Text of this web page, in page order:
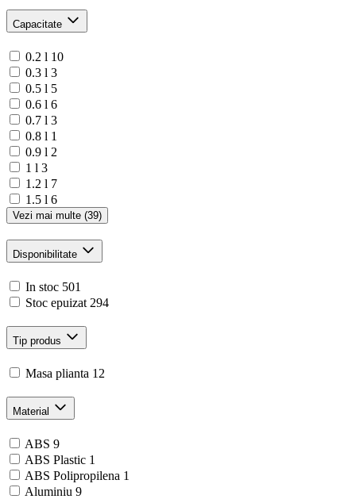
Capacitate
0.2 l 10
0.3 l 3
0.5 l 5
0.6 l 6
0.7 l 3
0.8 l 1
0.9 l 2
1 l 3
1.2 l 7
1.5 l 6
Vezi mai multe (39)
Disponibilitate
In stoc 501
Stoc epuizat 294
Tip produs
Masa plianta 12
Material
ABS 9
ABS Plastic 1
ABS Polipropilena 1
Aluminiu 9